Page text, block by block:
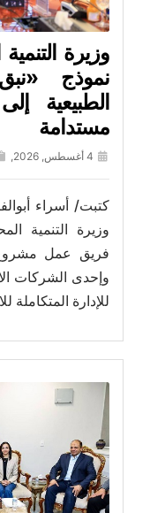
وزيرة
نموذج
الطبيعية
مستدامة
4 أغسطس, 2026,
كتبت/ أسراء
وزيرة التنمية
وإحدى الشركات
للإدارة المتكاملة